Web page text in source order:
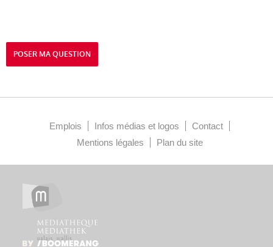
POSER MA QUESTION
Emplois Infos médias et logos
Contact
Mentions légales
Plan du site